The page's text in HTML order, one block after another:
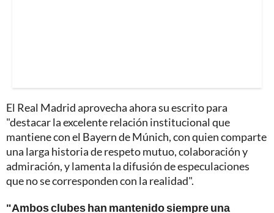
El Real Madrid aprovecha ahora su escrito para
"destacar la excelente relación institucional que
mantiene con el Bayern de Múnich, con quien comparte
una larga historia de respeto mutuo, colaboración y
admiración, y lamenta la difusión de especulaciones
que no se corresponden con la realidad".
"Ambos clubes han mantenido siempre una